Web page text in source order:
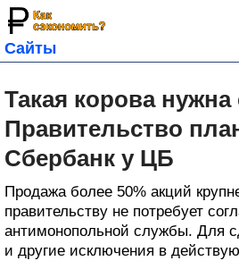
Сайты
Такая корова
Правительство
Сбербанк у ЦБ
Продажа более 50% акций
правительству не потребует
антимонопольной службы. Для
и другие исключения в